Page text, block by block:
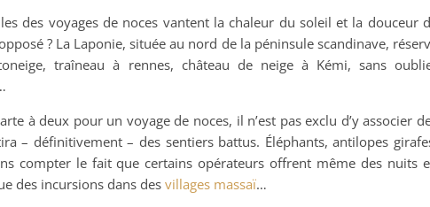
des voyages de noces vantent la chaleur du soleil et la douceur
? La Laponie, située au nord de la péninsule scandinave,
traîneau à rennes, château de neige à Kémi, sans
à deux pour un voyage de noces, il n’est pas exclu d’y associer
– définitivement – des sentiers battus. Éléphants, antilopes
compter le fait que certains opérateurs offrent même des nuits
des incursions dans des villages massaï…